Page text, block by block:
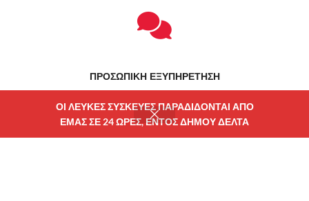
ΟΙ ΛΕΥΚΕΣ ΣΥΣΚΕΥΕΣ ΠΑΡΑΔΙΔΟΝΤΑΙ ΑΠΟ
ΕΜΑΣ ΣΕ 24 ΩΡΕΣ, ΕΝΤΟΣ ΔΗΜΟΥ ΔΕΛΤΑ
ΠΡΟΣΩΠΙΚΗ ΕΞΥΠΗΡΕΤΗΣΗ
Δίπλα σας πριν και μετά την αγορά
Χρηματοδότηση ΕΣΠΑ
WishlistΚαλάθι
Λογαριασμού μου